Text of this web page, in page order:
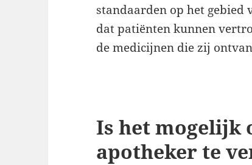
standaarden op het gebied
dat patiënten kunnen
de medicijnen die zij
Is het mogelijk
apotheker te